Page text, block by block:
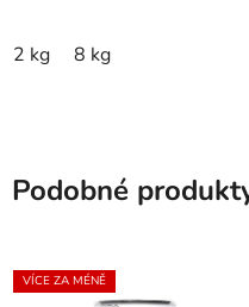
2 kg 8 kg
Podobné
VÍCE ZA MÉNĚ